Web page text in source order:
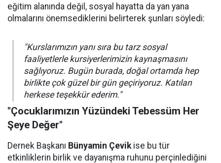
eğitim alanında değil, sosyal hayatta da yan yana
olmalarını önemsediklerini belirterek şunları söyledi:
"Kurslarımızın yanı sıra bu tarz sosyal
faaliyetlerle kursiyerlerimizin kaynaşmasını
sağlıyoruz. Bugün burada, doğal ortamda hep
birlikte çok güzel bir gün geçiriyoruz. Katılan
herkese teşekkür ederim."
"Çocuklarımızın Yüzündeki Tebessüm Her
Şeye Değer"
Dernek Başkanı Bünyamin Çevikise bu tür
etkinliklerin birlik ve dayanışma ruhunu perçinlediğini